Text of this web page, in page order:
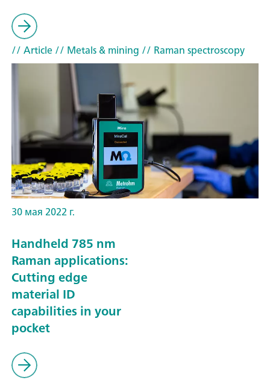
// Article// Metals & mining // Raman spectroscopy
30 мая 2022 г.
Handheld 785 nm
Raman applications:
Cutting edge
material ID
capabilities in your
pocket